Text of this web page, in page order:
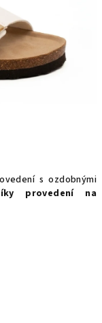
s ozdobnými
provedení na